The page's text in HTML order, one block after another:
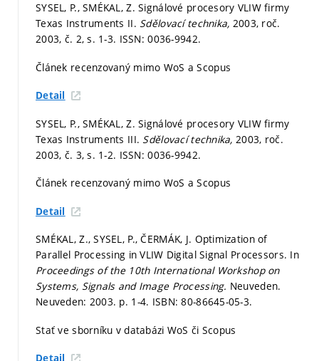
SYSEL, P., SMÉKAL, Z. Signálové procesory VLIW firmy
Texas Instruments II. Sdělovací technika, 2003, roč.
2003, č. 2,s. 1-3. ISSN: 0036-9942.
Článek recenzovaný mimo WoS a Scopus
Detail
SYSEL, P., SMÉKAL, Z. Signálové procesory VLIW firmy
Texas Instruments III. Sdělovací technika, 2003, roč.
2003, č. 3,s. 1-2. ISSN: 0036-9942.
Článek recenzovaný mimo WoS a Scopus
Detail
SMÉKAL, Z., SYSEL, P., ČERMÁK, J. Optimization of
Parallel Processing in VLIW Digital Signal Processors. In
Proceedings of the 10th International Workshop on
Systems, Signals and Image Processing. Neuveden.
Neuveden: 2003. p. 1-4. ISBN: 80-86645-05-3.
Stať ve sborníku v databázi WoS či Scopus
Detail